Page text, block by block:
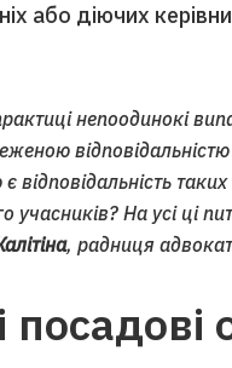
або діючих
непоодинокі
відповідальність
учасників? На усі ці
, радниця